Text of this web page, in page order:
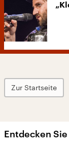
Zur Startseite
Entdecken